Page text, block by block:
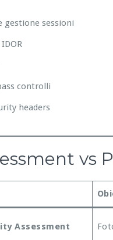
gestione sessioni
controlli
headers
vs
Assessment